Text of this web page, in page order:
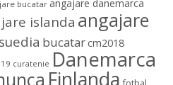
bucatar angajare danemarca
islanda angajare
bucatarcm2018
curatenie Danemarca
Finlanda